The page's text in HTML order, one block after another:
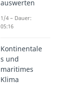
auswerten
1/4 – Dauer:
05:16
Kontinentale
s und
maritimes
Klima